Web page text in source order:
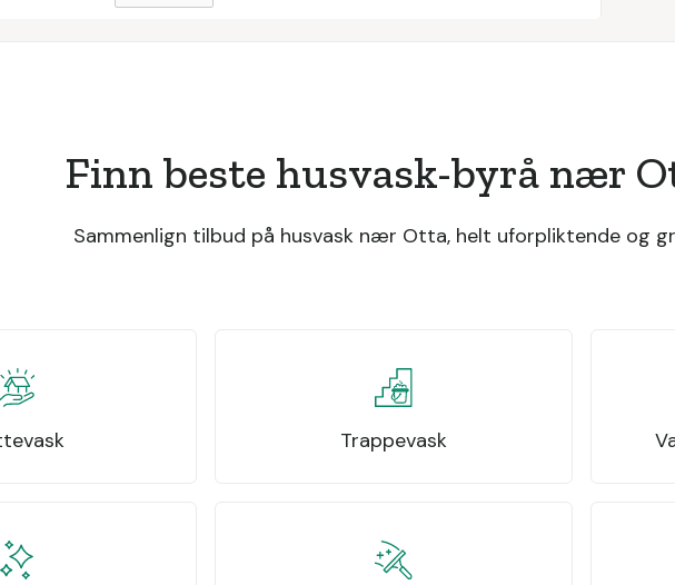
Finn beste husvask-byrå nær
Sammenlign tilbud på husvask nær Otta, helt uforpliktende og
Trappevask